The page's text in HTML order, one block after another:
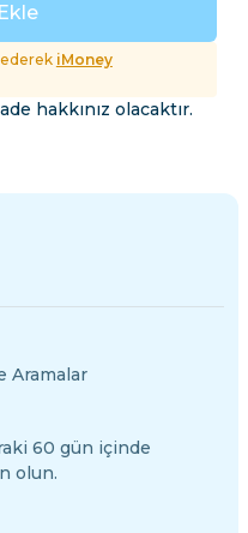
ederek iMoney
hakkınız olacaktır.
Aramalar
60 gün içinde
olun.